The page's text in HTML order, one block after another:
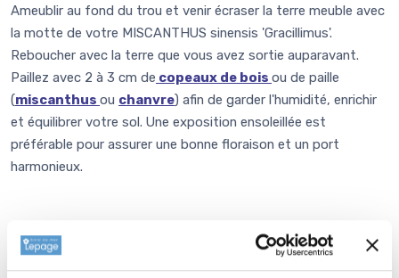
Ameublir au fond du trou et venir écraser la terre meuble avec
la motte de votre MISCANTHUS sinensis 'Gracillimus'.
Reboucher avec la terre que vous avez sortie auparavant.
Paillez avec 2 à 3 cm de copeaux de bois ou de paille
(miscanthus ou chanvre) afin de garder l'humidité, enrichir
et équilibrer votre sol. Une exposition ensoleillée est
préférable pour assurer une bonne floraison et un port
harmonieux.
Entretien